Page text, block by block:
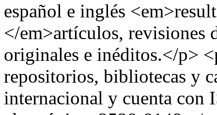
español e inglés
</em>artículos, revisiones
originales e inéditos.</p>
repositorios, bibliotecas y
internacional y cuenta con